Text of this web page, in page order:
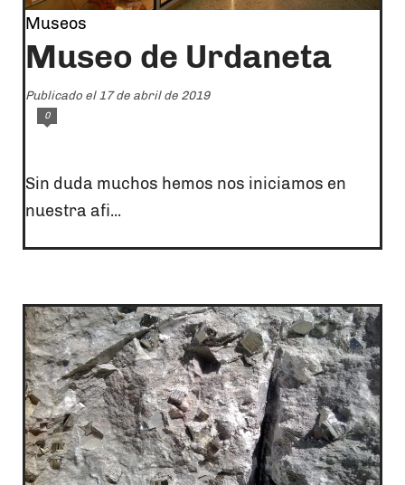
Museos
Museo de Urdaneta
Publicado el 17 de abril de 2019
0
Sin duda muchos hemos nos iniciamos en
nuestra afi...